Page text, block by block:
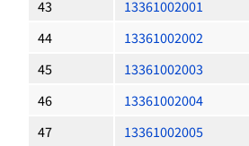
43
13361002001
44
13361002002
45
13361002003
46
13361002004
47
13361002005